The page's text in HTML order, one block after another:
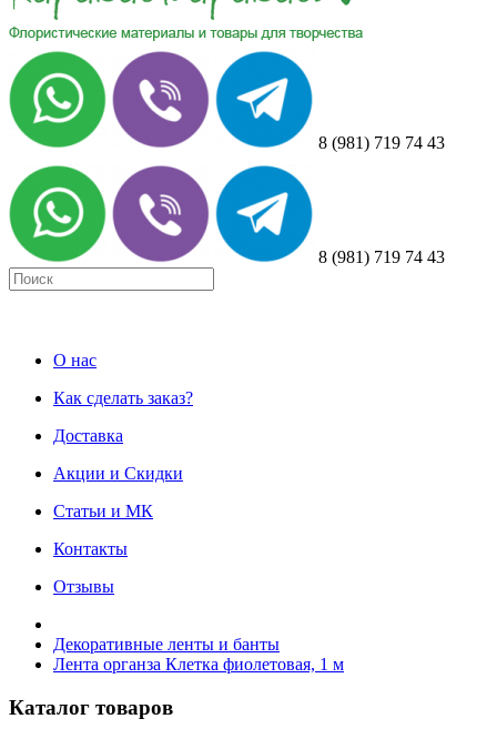
8 (981) 719 74 43
8 (981) 719 74 43
О нас
Как сделать заказ?
Доставка
Акции и Скидки
Статьи и МК
Контакты
Отзывы
Декоративные ленты и банты
Лента органза Клетка фиолетовая, 1 м
Каталог товаров